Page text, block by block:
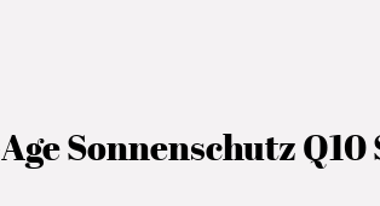
Sonnenschutz Q10